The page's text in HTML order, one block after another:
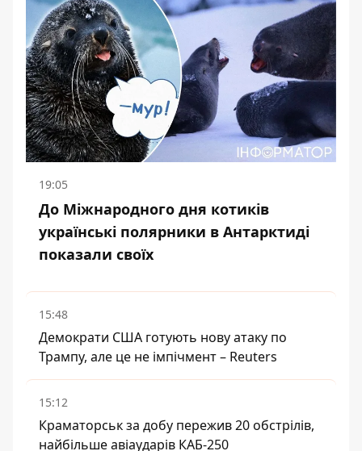
19:05
До Міжнародного дня котиків
українські полярники в Антарктиді
показали своїх
15:48
Демократи США готують нову атаку по
Трампу, але це не імпічмент – Reuters
15:12
Краматорськ за добу пережив 20 обстрілів,
найбільше авіаударів КАБ-250